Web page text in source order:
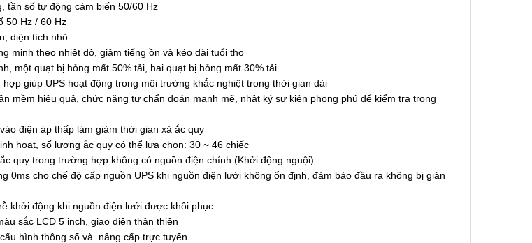
tần số tự động cảm biến 50/60 Hz
50 Hz / 60 Hz
diện tích nhỏ
minh theo nhiệt độ, giảm tiếng ồn và kéo dài tuổi thọ
một quạt bị hỏng mất 50% tải, hai quạt bị hỏng mất 30% tải
giúp UPS hoạt động trong môi trường khắc nghiệt trong thời gian dài
mềm hiệu quả, chức năng tự chẩn đoán mạnh mẽ, nhật ký sự kiện phong phú để kiểm tra trong
điện áp thấp làm giảm thời gian xả ắc quy
hoạt, số lượng ắc quy có thể lựa chọn: 30 ~ 46 chiếc
quy trong trường hợp không có nguồn điện chính (Khởi động nguội)
0ms cho chế độ cấp nguồn UPS khi nguồn điện lưới không ổn định, đảm bảo đầu ra không bị gián
khởi động khi nguồn điện lưới được khôi phục
sắc LCD 5 inch, giao diện thân thiện
hình thông số và nâng cấp trực tuyến